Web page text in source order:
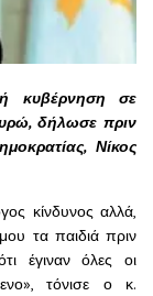
κυβέρνηση σε
δήλωσε πριν
Νίκος
κίνδυνος αλλά,
τα παιδιά πριν
έγιναν όλες οι
τόνισε ο κ.